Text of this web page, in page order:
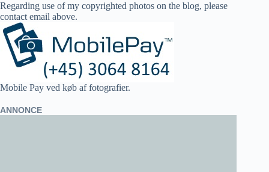
Regarding use of my copyrighted photos on the blog, please
contact email above.
Mobile Pay ved køb af fotografier.
ANNONCE